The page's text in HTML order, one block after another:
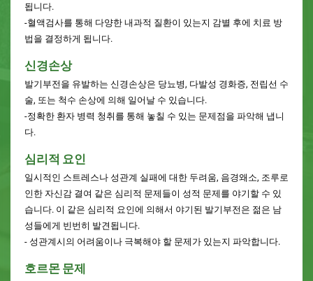
됩니다.
-혈액검사를 통해 다양한 내과적 질환이 있는지 감별 후에 치료 방
법을 결정하게 됩니다.
신경손상
발기부전을 유발하는 신경손상은 당뇨병, 다발성 경화증, 전립선 수
술, 또는 척수 손상에 의해 일어날 수 있습니다.
-정확한 환자 병력 청취를 통해 놓칠 수 있는 문제점을 파악해 냅니
다.
심리적 요인
일시적인 스트레스나 성관계 실패에 대한 두려움, 음경왜소, 조루로
인한 자신감 결여 같은 심리적 문제들이 성적 문제를 야기할 수 있
습니다. 이 같은 심리적 요인에 의해서 야기된 발기부전은 젊은 남
성들에게 빈번히 발견됩니다.
- 성관계시의 어려움이나 극복해야 할 문제가 있는지 파악합니다.
호르몬 문제